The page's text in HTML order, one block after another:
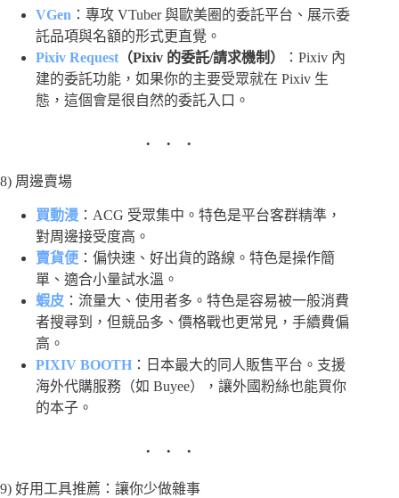
VGen ：專攻 VTuber 與歐美圈的委託平台、展示委
託品項與名額的形式更直覺。
Pixiv Request （Pixiv 的委託/請求機制）
：Pixiv 內
建的委託功能，如果你的主要受眾就在 Pixiv 生
態，這個會是很自然的委託入口。
8) 周邊賣場
買動漫 ：ACG 受眾集中。特色是平台客群精準，
對周邊接受度高。
賣貨便 ：偏快速、好出貨的路線。特色是操作簡
單、適合小量試水溫。
蝦皮 ：流量大、使用者多。特色是容易被一般消費
者搜尋到，但競品多、價格戰也更常見，手續費偏
高。
PIXIV BOOTH ：日本最大的同人販售平台。支援
海外代購服務（如 Buyee），讓外國粉絲也能買你
的本子。
9) 好用工具推薦：讓你少做雜事